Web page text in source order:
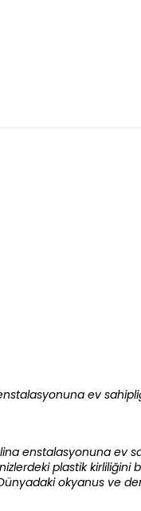
ev
enstalasyonuna ev
plastik kirliliğini
okyanus ve